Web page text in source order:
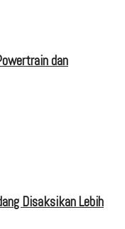
dan
Disaksikan Lebih